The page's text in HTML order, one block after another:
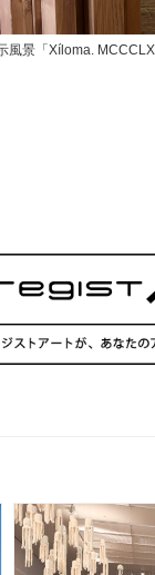
風景「Xíloma.